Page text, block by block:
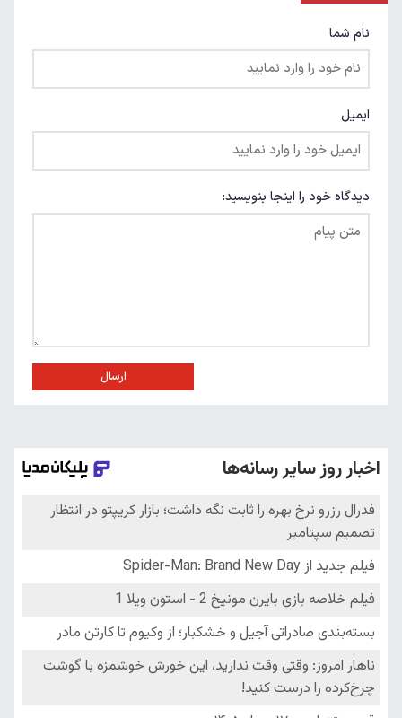
نام شما
ایمیل
دیدگاه خود را اینجا بنویسید:
ارسال